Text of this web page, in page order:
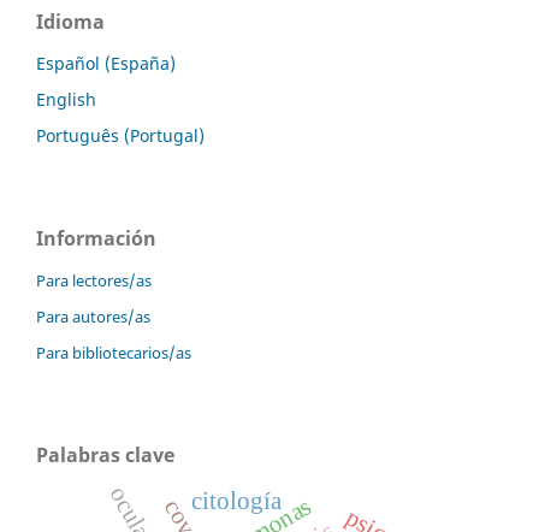
Idioma
Español (España)
English
Português (Portugal)
Información
Para lectores/as
Para autores/as
Para bibliotecarios/as
Palabras clave
citología